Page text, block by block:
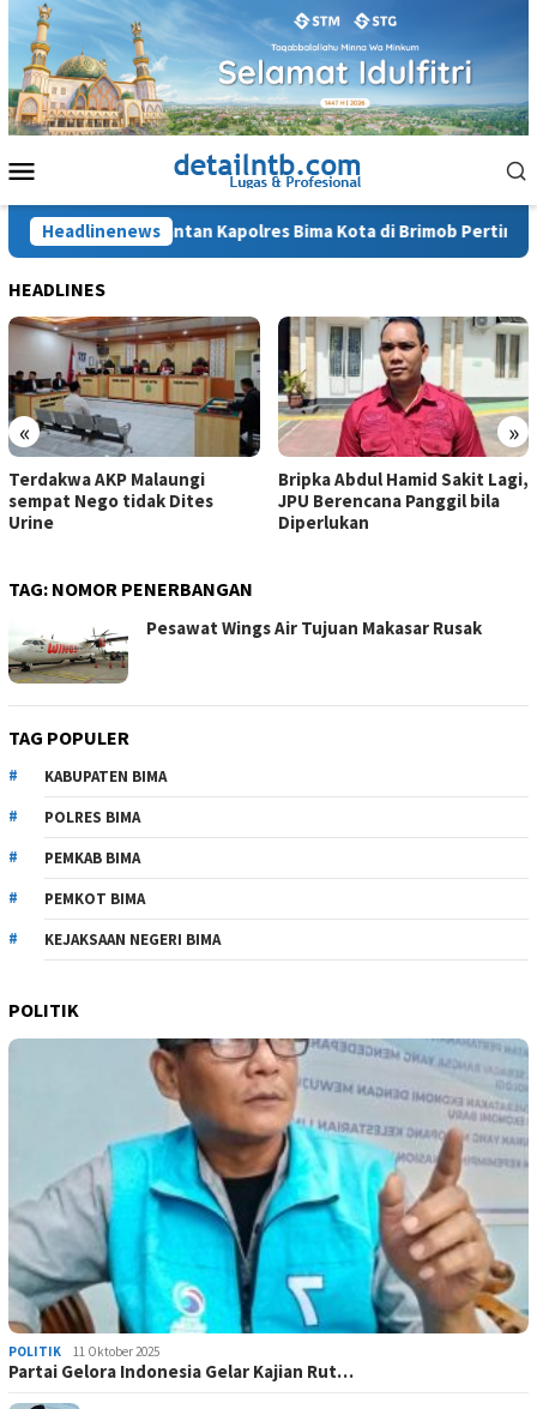
Loncat
konten
Mobile
Headlinenews
Penahanan Mantan Kapolres Bima Kota di Brimob Pertimbangan
HEADLINES
« »
Terdakwa AKP Malaungi
sempat Nego tidak Dites
Urine
Bripka Abdul Hamid Sakit Lagi,
JPU Berencana Panggil bila
Diperlukan
TAG: NOMOR PENERBANGAN
Pesawat Wings Air Tujuan Makasar Rusak
TAG POPULER
KABUPATEN BIMA
POLRES BIMA
PEMKAB BIMA
PEMKOT BIMA
KEJAKSAAN NEGERI BIMA
POLITIK
POLITIK 11 Oktober 2025
Partai Gelora Indonesia Gelar Kajian Rut…